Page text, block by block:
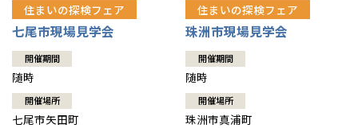
住まいの探検フェア
七尾市現場見学会
開催期間
随時
開催場所
七尾市矢田町
住まいの探検フェア
珠洲市現場見学会
開催期間
随時
開催場所
珠洲市真浦町